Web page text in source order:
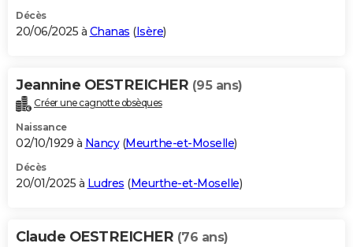
Décès
20/06/2025 à Chanas (Isère)
Jeannine OESTREICHER (95 ans)
Créer une cagnotte obsèques
Naissance
02/10/1929 à Nancy(Meurthe-et-Moselle)
Décès
20/01/2025 à Ludres (Meurthe-et-Moselle)
Claude OESTREICHER (76 ans)